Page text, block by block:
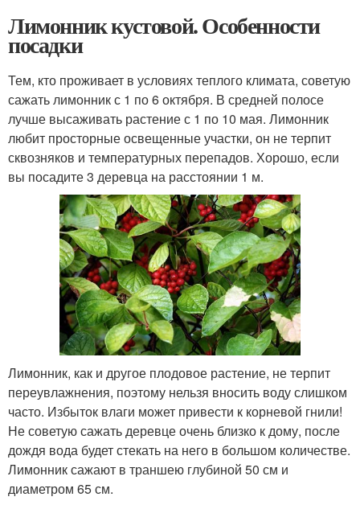
Лимонник кустовой. Особенности
посадки
Тем, кто проживает в условиях теплого климата, советую
сажать лимонник с 1 по 6 октября. В средней полосе
лучше высаживать растение с 1 по 10 мая. Лимонник
любит просторные освещенные участки, он не терпит
сквозняков и температурных перепадов. Хорошо, если
вы посадите 3 деревца на расстоянии 1 м.
Лимонник, как и другое плодовое растение, не терпит
переувлажнения, поэтому нельзя вносить воду слишком
часто. Избыток влаги может привести к корневой гнили!
Не советую сажать деревце очень близко к дому, после
дождя вода будет стекать на него в большом количестве.
Лимонник сажают в траншею глубиной 50 см и
диаметром 65 см.